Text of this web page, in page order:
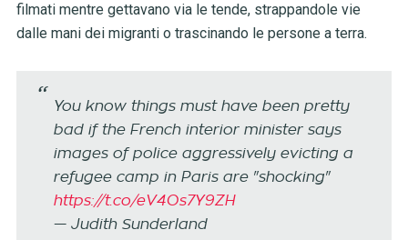
filmati mentre gettavano via le tende, strappandole vie
dalle mani dei migranti o trascinando le persone a terra.
You know things must have been pretty
bad if the French interior minister says
images of police aggressively evicting a
refugee camp in Paris are "shocking"
https://t.co/eV4Os7Y9ZH
— Judith Sunderland